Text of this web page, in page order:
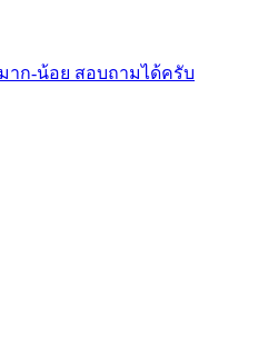
าก-น้อย สอบถามได้ครับ